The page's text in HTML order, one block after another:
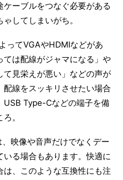
ケーブルをつなぐ必要がある
してしまいがち。
ってVGAやHDMIなどがあ
ては配線がジャマになる」や
て見栄えが悪い」などの声が
配線をスッキリさせたい場合
Type-Cなどの端子を備
。
映像や音声だけでなくデー
いる場合もあります。快適に
は、このような互換性にも注